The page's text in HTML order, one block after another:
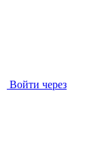
Войти через